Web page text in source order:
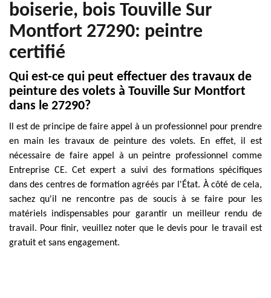
boiserie, bois Touville Sur
Montfort 27290: peintre
certifié
Qui est-ce qui peut effectuer des travaux de
peinture des volets à Touville Sur Montfort
dans le 27290?
Il est de principe de faire appel à un professionnel pour prendre
en main les travaux de peinture des volets. En effet, il est
nécessaire de faire appel à un peintre professionnel comme
Entreprise CE. Cet expert a suivi des formations spécifiques
dans des centres de formation agréés par l'État. À côté de cela,
sachez qu'il ne rencontre pas de soucis à se faire pour les
matériels indispensables pour garantir un meilleur rendu de
travail. Pour finir, veuillez noter que le devis pour le travail est
gratuit et sans engagement.